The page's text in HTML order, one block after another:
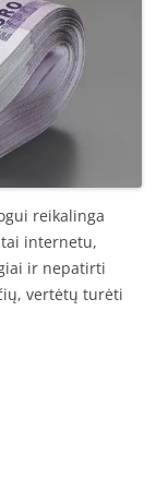
reikalinga
internetu,
ir nepatirti
vertėtų turėti